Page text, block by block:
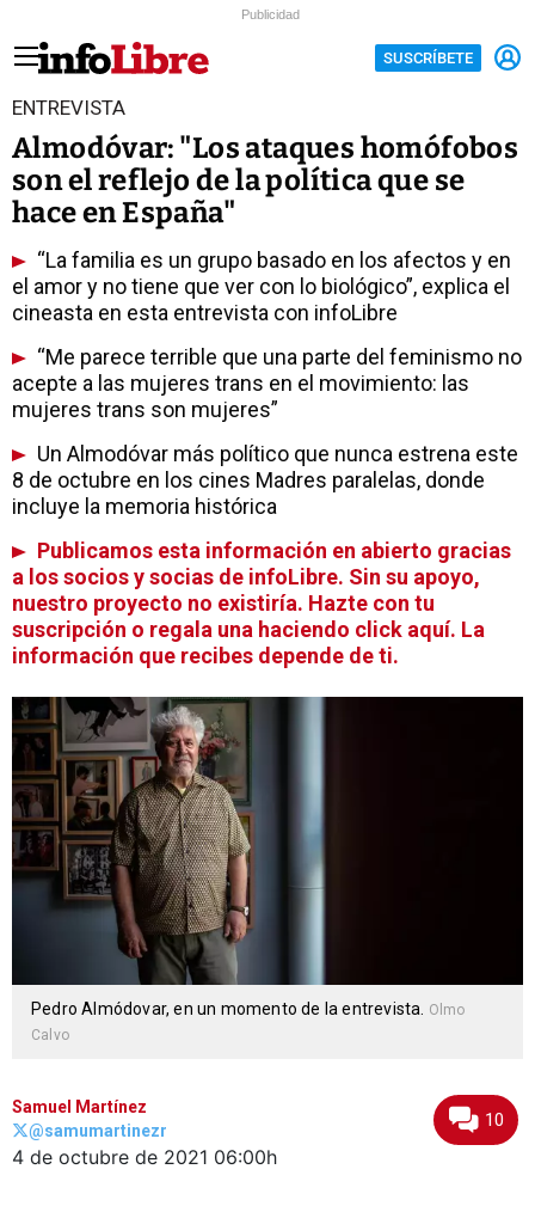
Publicidad
SUSCRÍBETE
ENTREVISTA
Almodóvar: "Los ataques homófobos
son el reflejo de la política que se
hace en España"
“La familia es un grupo basado en los afectos y en
el amor y no tiene que ver con lo biológico”, explica el
cineasta en esta entrevista con infoLibre
“Me parece terrible que una parte del feminismo no
acepte a las mujeres trans en el movimiento: las
mujeres trans son mujeres”
Un Almodóvar más político que nunca estrena este
8 de octubre en los cines Madres paralelas, donde
incluye la memoria histórica
Publicamos esta información en abierto gracias
a los socios y socias de infoLibre. Sin su apoyo,
nuestro proyecto no existiría. Hazte con tu
suscripción o regala una haciendo click aquí. La
información que recibes depende de ti.
Pedro Almódovar, en un momento de la entrevista.
Olmo
Calvo
Samuel Martínez
@samumartinezr
4 de octubre de 2021 06:00h
10